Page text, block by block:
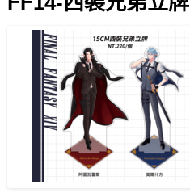
會員中心
註冊會員
登入